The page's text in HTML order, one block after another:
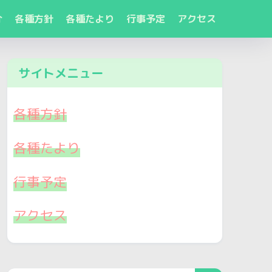
各種方針 各種たより 行事予定 アクセス
サイトメニュー
各種方針
各種たより
行事予定
アクセス